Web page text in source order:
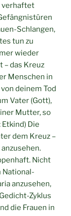
verhaftet
Schlangen,
tun zu
wieder
– das Kreuz
Menschen in
deinem Tod
Vater (Gott),
Mutter, so
Etkind) Die
dem Kreuz –
Nicht
National-
anzusehen,
Zyklus
die Frauen in